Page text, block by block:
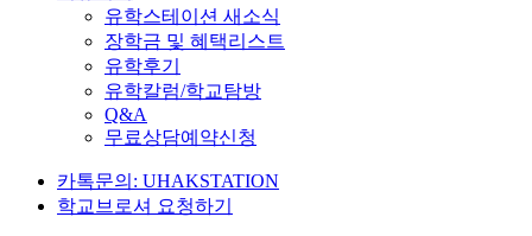
유학스테이션 새소식
장학금 및 혜택리스트
유학후기
유학칼럼/학교탐방
Q&A
무료상담예약신청
카톡문의: UHAKSTATION
학교브로셔 요청하기